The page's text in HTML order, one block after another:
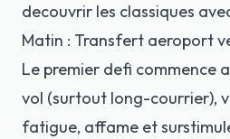
decouvrir les classiques
Matin : Transfert aeroport
Le premier defi commence
vol (surtout long-courrier),
fatigue, affame et